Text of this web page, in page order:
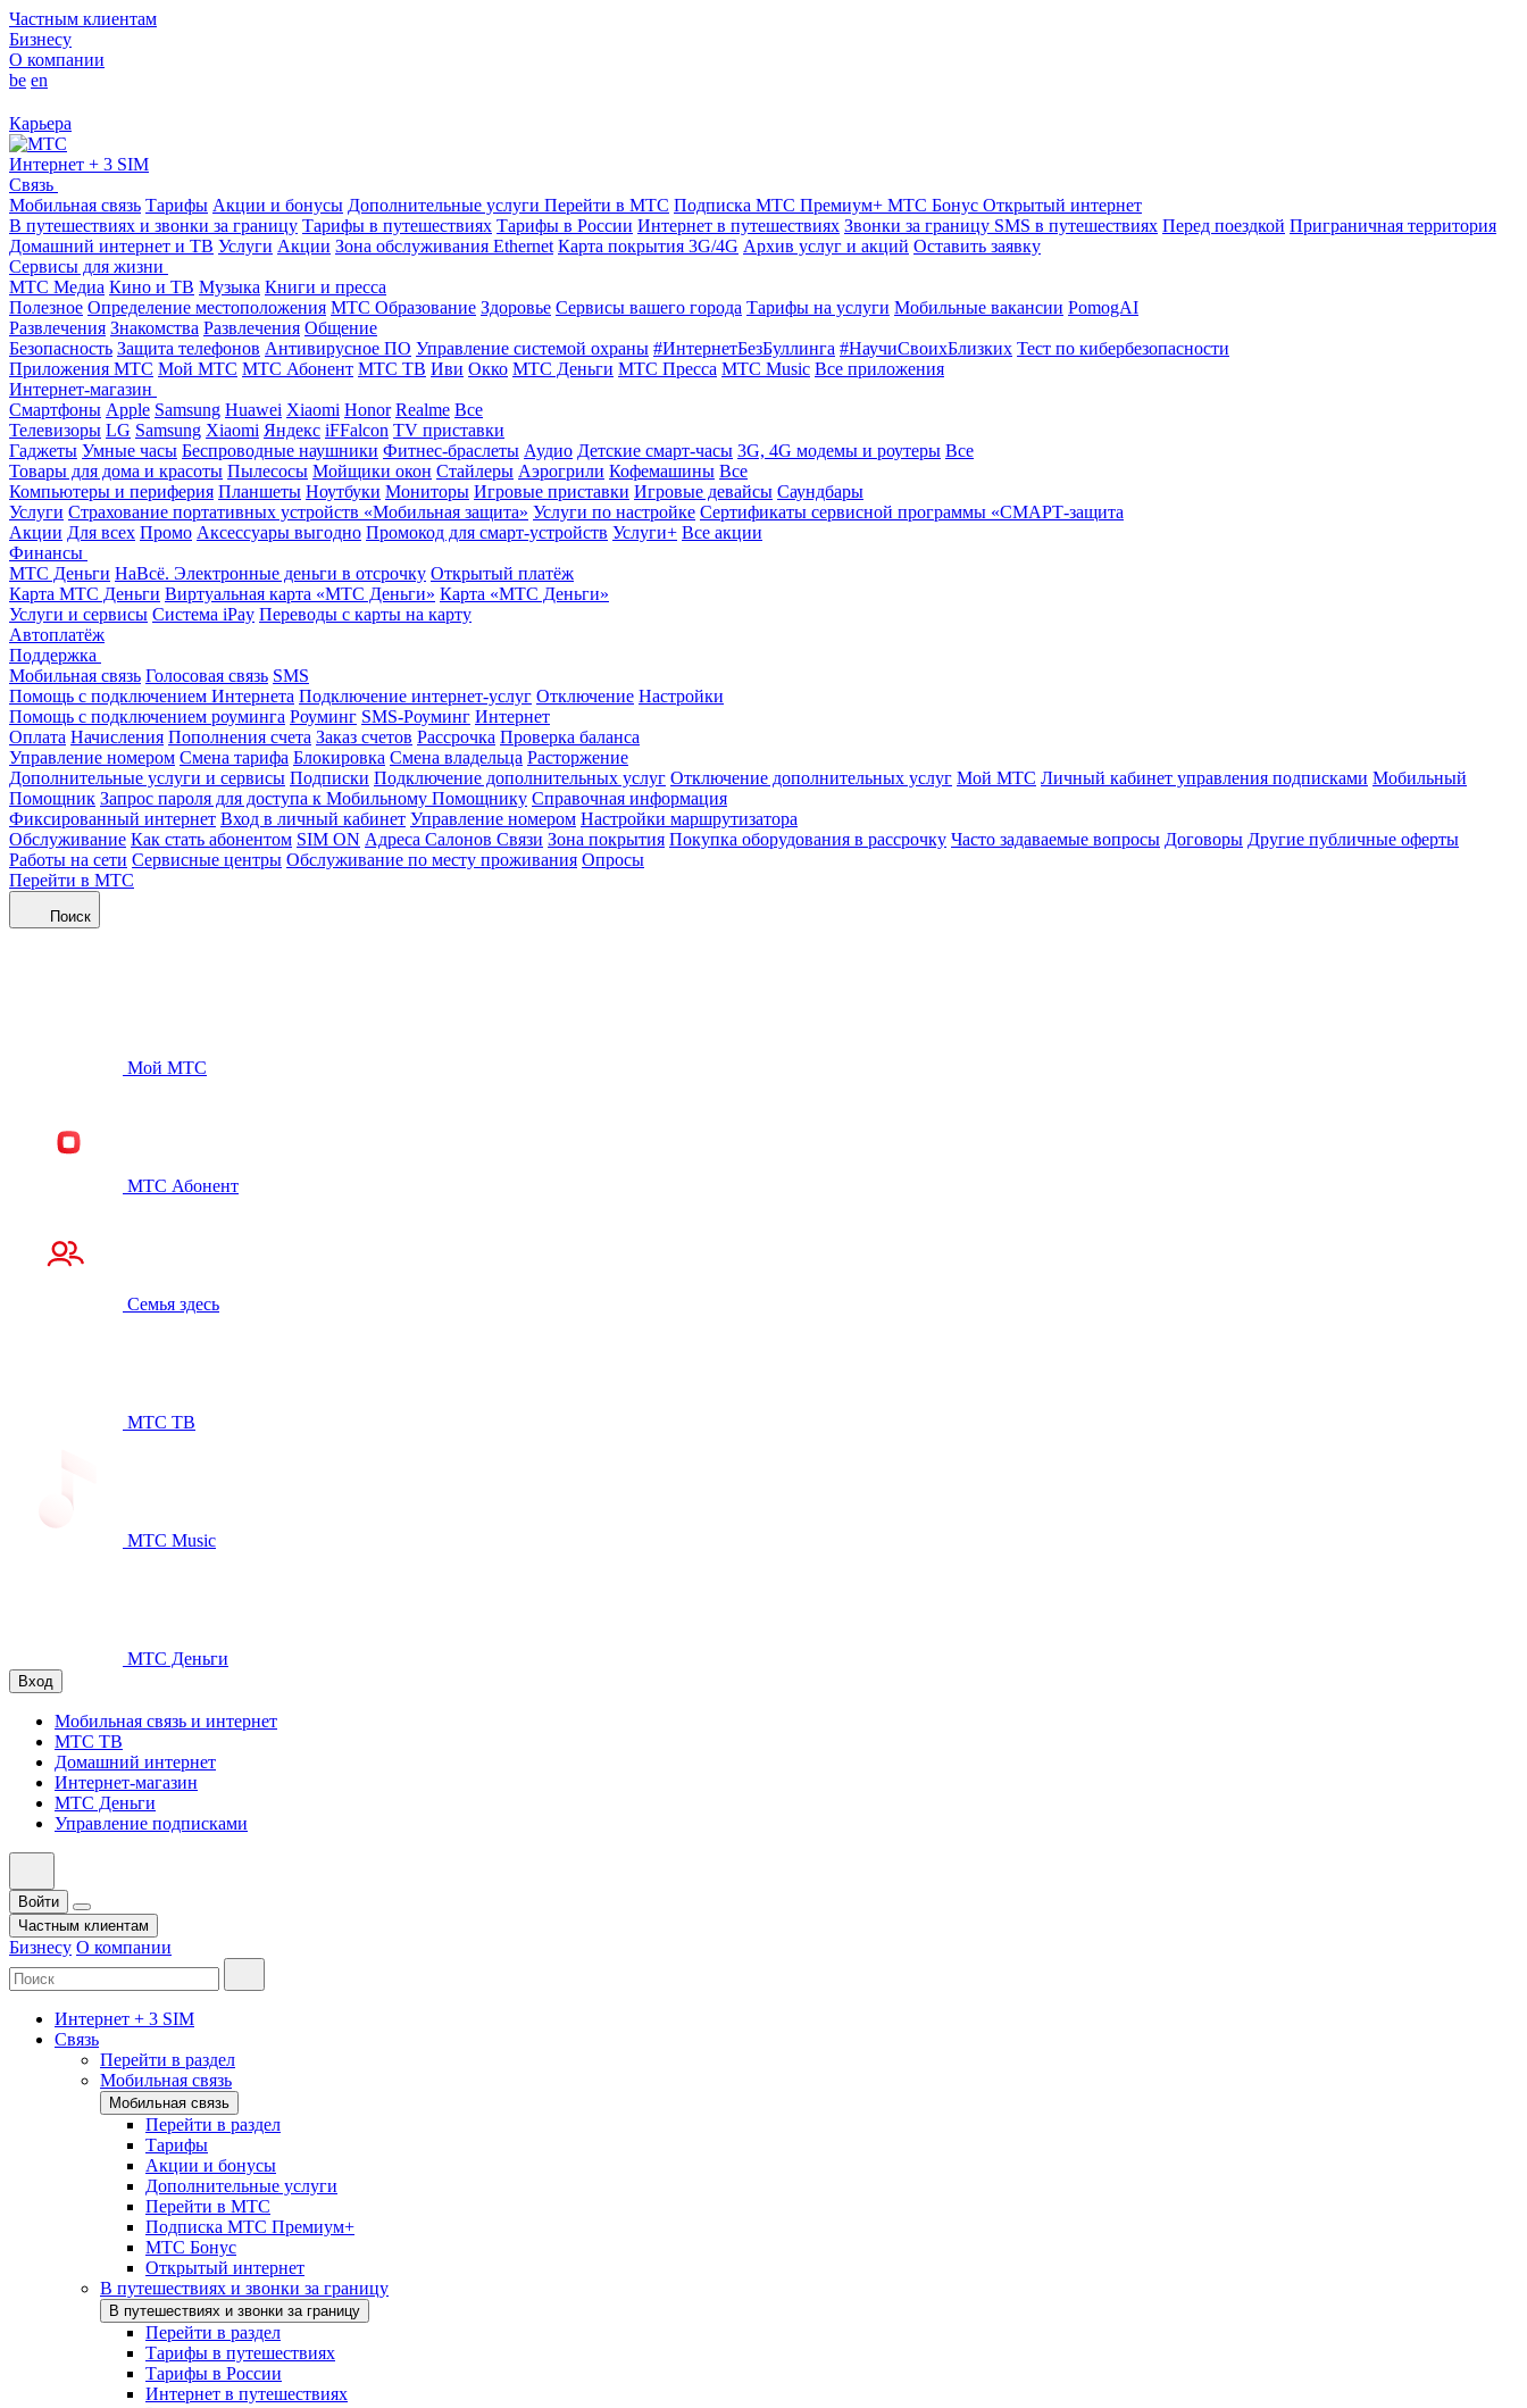
Частным клиентам
Бизнесу
О компании
be en
Карьера
Интернет + 3 SIM
Связь
Мобильная связь Тарифы Акции и бонусы Дополнительные услуги Перейти в МТС Подписка МТС Премиум+ МТС Бонус Открытый интернет
В путешествиях и звонки за границу Тарифы в путешествиях Тарифы в России Интернет в путешествиях Звонки за границу SMS в путешествиях Перед поездкой Приграничная территория
Домашний интернет и ТВ Услуги Акции Зона обслуживания Ethernet Карта покрытия 3G/4G Архив услуг и акций Оставить заявку
Сервисы для жизни
МТС Медиа Кино и ТВ Музыка Книги и пресса
Полезное Определение местоположения МТС Образование Здоровье Сервисы вашего города Тарифы на услуги Мобильные вакансии PomogAI
Развлечения Знакомства Развлечения Общение
Безопасность Защита телефонов Антивирусное ПО Управление системой охраны #ИнтернетБезБуллинга #НаучиСвоихБлизких Тест по кибербезопасности
Приложения МТС Мой МТС МТС Абонент МТС ТВ Иви Окко МТС Деньги МТС Пресса МТС Music Все приложения
Интернет-магазин
Смартфоны Apple Samsung Huawei Xiaomi Honor Realme Все
Телевизоры LG Samsung Xiaomi Яндекс iFFalcon TV приставки
Гаджеты Умные часы Беспроводные наушники Фитнес-браслеты Аудио Детские смарт-часы 3G, 4G модемы и роутеры Все
Товары для дома и красоты Пылесосы Мойщики окон Стайлеры Аэрогрили Кофемашины Все
Компьютеры и периферия Планшеты Ноутбуки Мониторы Игровые приставки Игровые девайсы Саундбары
Услуги Страхование портативных устройств «Мобильная защита» Услуги по настройке Сертификаты сервисной программы «СМАРТ-защита
Акции Для всех Промо Аксессуары выгодно Промокод для смарт-устройств Услуги+ Все акции
Финансы
МТС Деньги НаВсё. Электронные деньги в отсрочку Открытый платёж
Карта МТС Деньги Виртуальная карта «МТС Деньги» Карта «МТС Деньги»
Услуги и сервисы Система iPay Переводы с карты на карту
Автоплатёж
Поддержка
Мобильная связь Голосовая связь SMS
Помощь с подключением Интернета Подключение интернет-услуг Отключение Настройки
Помощь с подключением роуминга Роуминг SMS-Роуминг Интернет
Оплата Начисления Пополнения счета Заказ счетов Рассрочка Проверка баланса
Управление номером Смена тарифа Блокировка Смена владельца Расторжение
Дополнительные услуги и сервисы Подписки Подключение дополнительных услуг Отключение дополнительных услуг Мой МТС Личный кабинет управления подписками Мобильный
Помощник Запрос пароля для доступа к Мобильному Помощнику Справочная информация
Фиксированный интернет Вход в личный кабинет Управление номером Настройки маршрутизатора
Обслуживание Как стать абонентом SIM ON Адреса Салонов Связи Зона покрытия Покупка оборудования в рассрочку Часто задаваемые вопросы Договоры Другие публичные оферты
Работы на сети Сервисные центры Обслуживание по месту проживания Опросы
Перейти в МТС
Поиск
Мой МТС
МТС Абонент
Семья здесь
МТС ТВ
МТС Music
МТС Деньги
Вход
Мобильная связь и интернет
МТС ТВ
Домашний интернет
Интернет-магазин
МТС Деньги
Управление подписками
Войти
Частным клиентам
Бизнесу О компании
Интернет + 3 SIM
Связь
Перейти в раздел
Мобильная связь
Мобильная связь
Перейти в раздел
Тарифы
Акции и бонусы
Дополнительные услуги
Перейти в МТС
Подписка МТС Премиум+
МТС Бонус
Открытый интернет
В путешествиях и звонки за границу
В путешествиях и звонки за границу
Перейти в раздел
Тарифы в путешествиях
Тарифы в России
Интернет в путешествиях